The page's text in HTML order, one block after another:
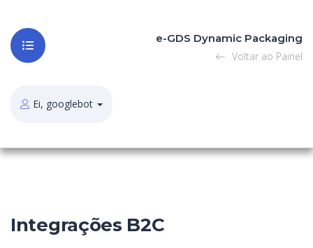
e-GDS Dynamic Packaging
Voltar ao Painel
Ei, googlebot
Integrações B2C